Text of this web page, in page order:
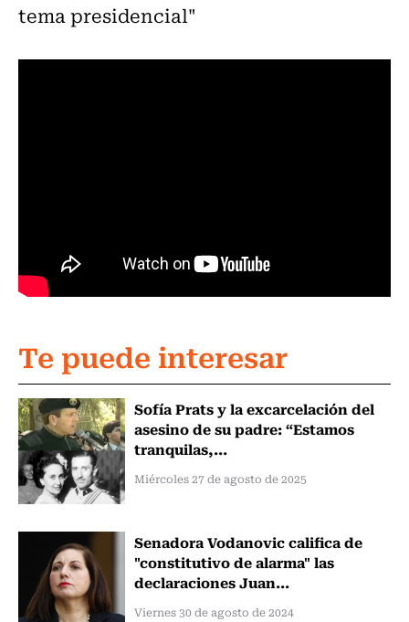
tema presidencial"
Te puede interesar
Sofía Prats y la excarcelación del
asesino de su padre: “Estamos
tranquilas,...
Miércoles 27 de agosto de 2025
Senadora Vodanovic califica de
"constitutivo de alarma" las
declaraciones Juan...
Viernes 30 de agosto de 2024